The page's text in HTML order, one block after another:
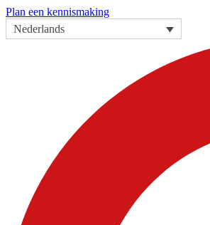
Plan een kennismaking
Nederlands